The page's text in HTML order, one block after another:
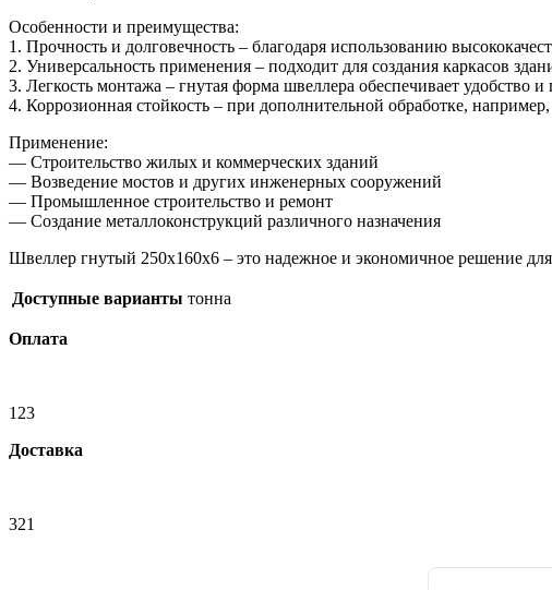
Особенности и преимущества:
1. Прочность и долговечность – благодаря использованию
2. Универсальность применения – подходит для создания каркасов
3. Легкость монтажа – гнутая форма швеллера обеспечивает удобство
4. Коррозионная стойкость – при дополнительной обработке,
Применение:
— Строительство жилых и коммерческих зданий
— Возведение мостов и других инженерных сооружений
— Промышленное строительство и ремонт
— Создание металлоконструкций различного назначения
Швеллер гнутый 250х160х6 – это надежное и экономичное решение
Доступные варианты тонна
Оплата
123
Доставка
321